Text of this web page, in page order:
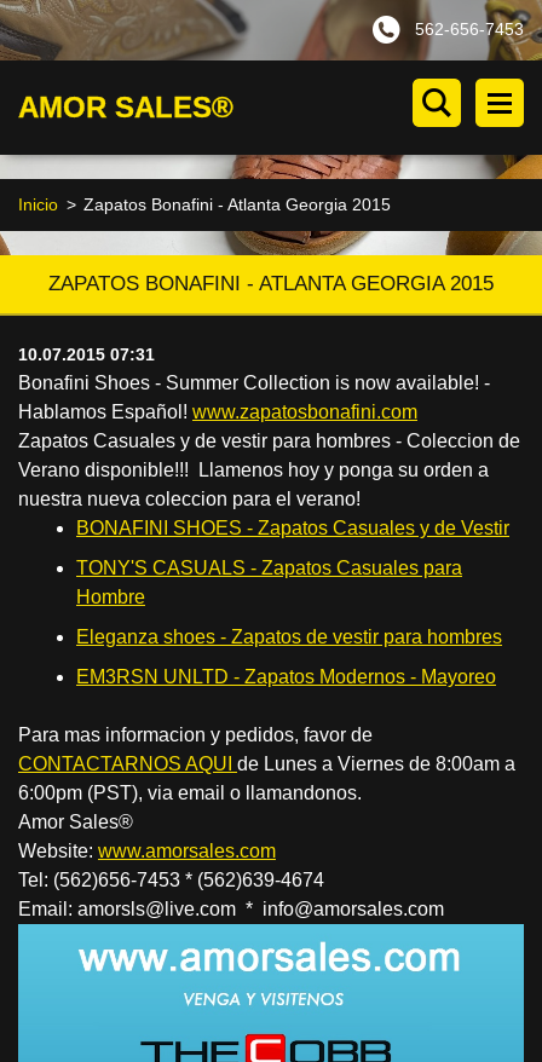
562-656-7453
AMOR SALES®
Inicio > Zapatos Bonafini - Atlanta Georgia 2015
ZAPATOS BONAFINI - ATLANTA GEORGIA 2015
10.07.2015 07:31
Bonafini Shoes - Summer Collection is now available! -
Hablamos Español! www.zapatosbonafini.com
Zapatos Casuales y de vestir para hombres - Coleccion de
Verano disponible!!! Llamenos hoy y ponga su orden a
nuestra nueva coleccion para el verano!
BONAFINI SHOES - Zapatos Casuales y de Vestir
TONY'S CASUALS - Zapatos Casuales para
Hombre
Eleganza shoes - Zapatos de vestir para hombres
EM3RSN UNLTD - Zapatos Modernos - Mayoreo
Para mas informacion y pedidos, favor de
CONTACTARNOS AQUI de Lunes a Viernes de 8:00am a
6:00pm (PST), via email o llamandonos.
Amor Sales®
Website: www.amorsales.com
Tel: (562)656-7453 * (562)639-4674
Email: amorsls@live.com * info@amorsales.com